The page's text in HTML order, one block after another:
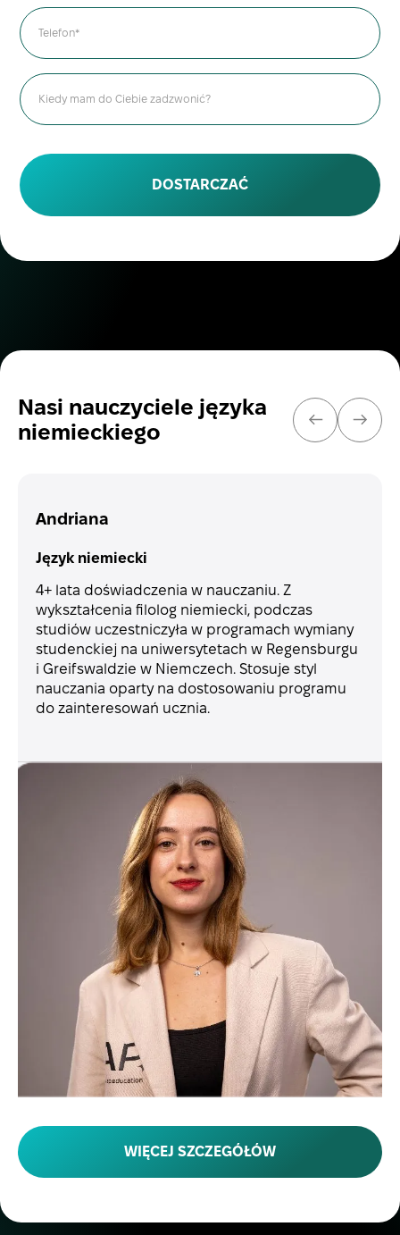
DOSTARCZAĆ
Nasi nauczyciele języka
niemieckiego
POPRZEDNI
Andriana
Język niemiecki
4+ lata doświadczenia w nauczaniu. Z
wykształcenia filolog niemiecki, podczas
studiów uczestniczyła w programach wymiany
studenckiej na uniwersytetach w Regensburgu
i Greifswaldzie w Niemczech. Stosuje styl
nauczania oparty na dostosowaniu programu
do zainteresowań ucznia.
WIĘCEJ SZCZEGÓŁÓW